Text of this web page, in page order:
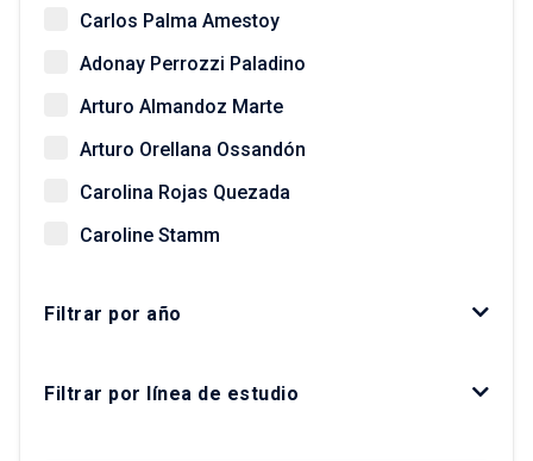
Carlos Palma Amestoy
Adonay Perrozzi Paladino
Arturo Almandoz Marte
Arturo Orellana Ossandón
Carolina Rojas Quezada
Caroline Stamm
Daniela Zaviezo
Felipe Link Lazo
Filtrar por año
Filtrar por línea de estudio